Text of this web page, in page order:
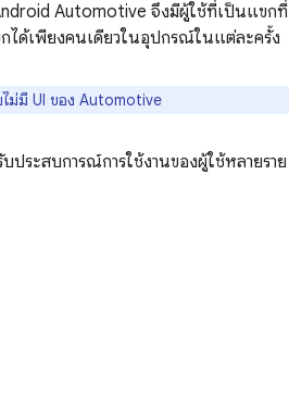
Automotive จึงมีผู้ใช้ที่เป็นแขกที่
ได้เพียงคนเดียวในอุปกรณ์ในแต่ละครั้ง
ม่มี UI ของ Automotive
ระสบการณ์การใช้งานของผู้ใช้หลายราย